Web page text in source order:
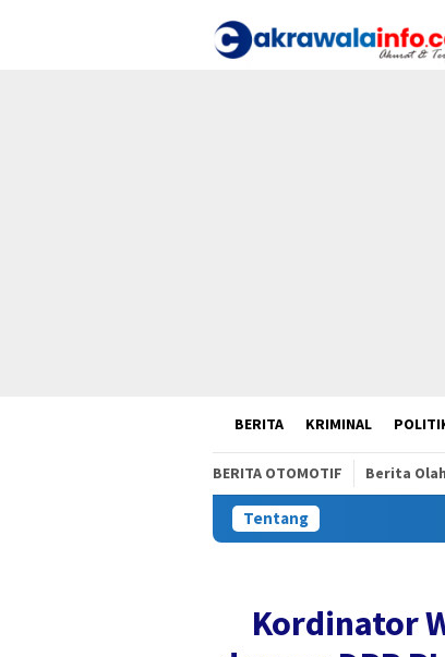
HOMEBERITA KRIMINAL
BERITA OTOMOTIF Berita
Tentang
Kordinator